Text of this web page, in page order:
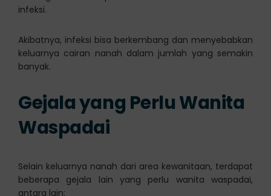
infeksi.
Akibatnya, infeksi bisa berkembang dan menyebabkan
keluarnya cairan nanah dalam jumlah yang semakin
banyak.
Gejala yang Perlu Wanita
Waspadai
Selain keluarnya nanah dari area kewanitaan, terdapat
beberapa gejala lain yang perlu wanita waspadai,
antara lain: